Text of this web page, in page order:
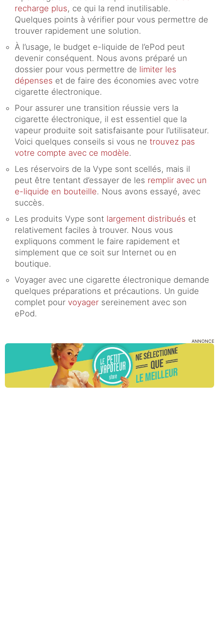
recharge plus, ce qui la rend inutilisable.
Quelques points à vérifier pour vous permettre de
trouver rapidement une solution.
À l’usage, le budget e-liquide de l’ePod peut
devenir conséquent. Nous avons préparé un
dossier pour vous permettre de limiter les
dépenses et de faire des économies avec votre
cigarette électronique.
Pour assurer une transition réussie vers la
cigarette électronique, il est essentiel que la
vapeur produite soit satisfaisante pour l’utilisateur.
Voici quelques conseils si vous ne trouvez pas
votre compte avec ce modèle.
Les réservoirs de la Vype sont scellés, mais il
peut être tentant d’essayer de les remplir avec un
e-liquide en bouteille. Nous avons essayé, avec
succès.
Les produits Vype sont largement distribués et
relativement faciles à trouver. Nous vous
expliquons comment le faire rapidement et
simplement que ce soit sur Internet ou en
boutique.
Voyager avec une cigarette électronique demande
quelques préparations et précautions. Un guide
complet pour voyager sereinement avec son
ePod.
ANNONCE